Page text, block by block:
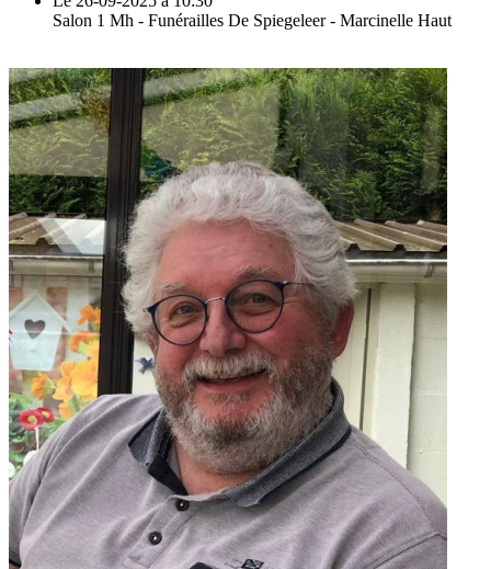
Salon 1 Mh - Funérailles De Spiegeleer - Marcinelle Haut